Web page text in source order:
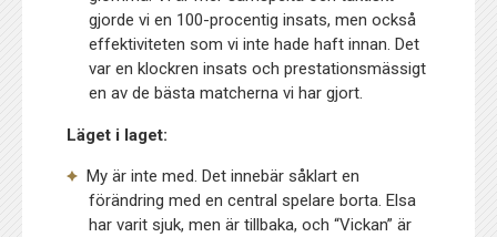
gjorde vi en 100-procentig insats, men också
effektiviteten som vi inte hade haft innan. Det
var en klockren insats och prestationsmässigt
en av de bästa matcherna vi har gjort.
Läget i laget:
My är inte med. Det innebär såklart en
förändring med en central spelare borta. Elsa
har varit sjuk, men är tillbaka, och “Vickan” är